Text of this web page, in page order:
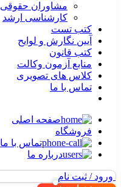
مشاوران حقوقی
کارشناسی ارشد
کتب تست
آیین نگارش و لوایح
کتب قانون
منابع آزمون وکالت
کلاس های تصویری
تماس با ما
صفحه اصلی
فروشگاه
تماس با ما
درباره ما
ورود / ثبت نام